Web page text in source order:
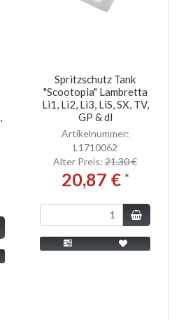
Spritzschutz Tank
"Scootopia" Lambretta
Li1, Li2, Li3, LiS, SX, TV,
GP & dl
Artikelnummer:
L1710062
Alter Preis: 21,30 €
20,87 € *